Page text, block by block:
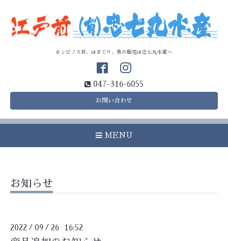
ホンビノス貝、はまぐり、魚の販売は忠七丸水産へ
047-316-6055
お問い合わせ
MENU
お知らせ
2022 / 09 / 26 16:52